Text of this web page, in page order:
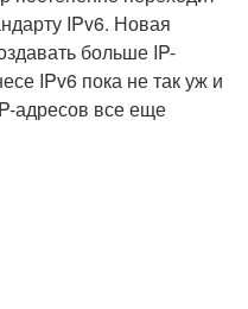
IPv6. Новая
больше IP-
IPv6 пока не так уж и
адресов все еще